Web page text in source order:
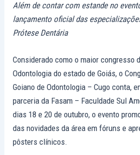
Além de contar com estande no
lançamento oficial das
Prótese Dentária
Considerado como o maior congresso
Odontologia do estado de Goiás, o
Goiano de Odontologia – Cugo conta,
parceria da Fasam – Faculdade Sul
dias 18 e 20 de outubro, o evento
das novidades da área em fóruns e
pôsters clínicos.